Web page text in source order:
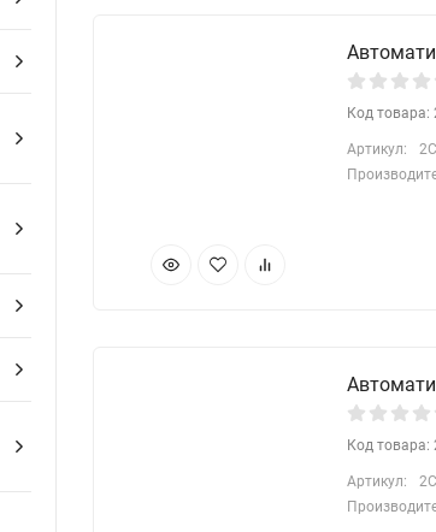
Код товара:
Артикул:
Код товара:
Артикул: